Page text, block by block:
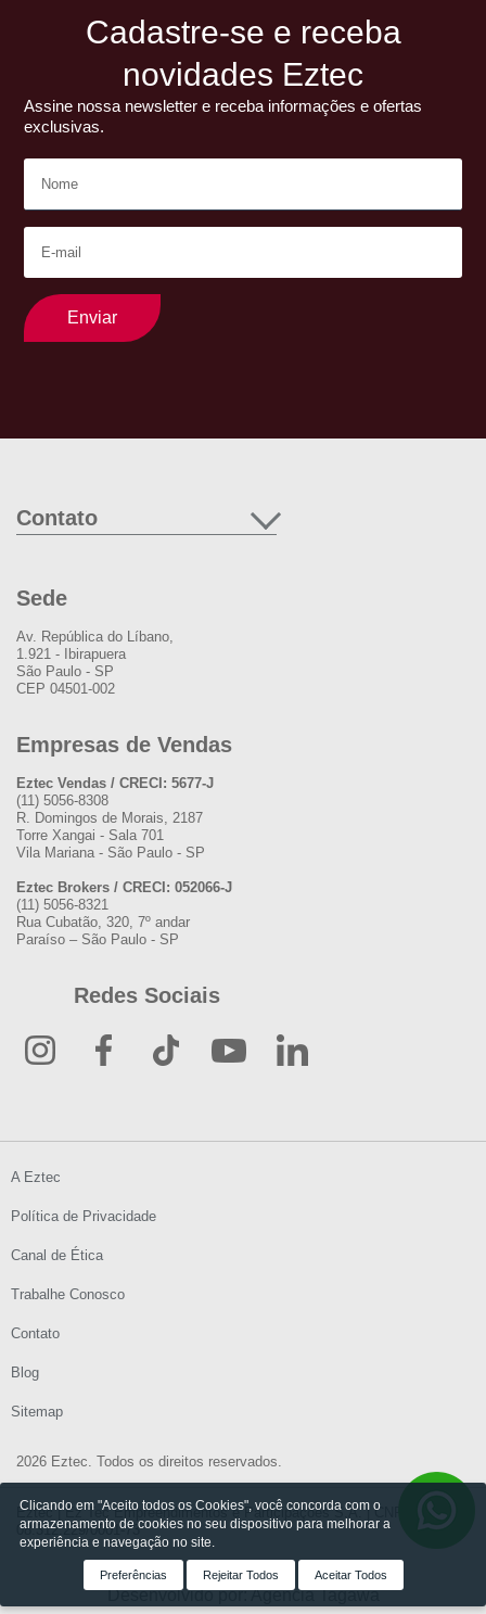
Cadastre-se e receba
novidades Eztec
Assine nossa newsletter e receba informações e ofertas
exclusivas.
Enviar
Contato
Sede
Av. República do Líbano,
1.921 - Ibirapuera
São Paulo - SP
CEP 04501-002
Empresas de Vendas
Eztec Vendas / CRECI: 5677-J
(11) 5056-8308
R. Domingos de Morais, 2187
Torre Xangai - Sala 701
Vila Mariana - São Paulo - SP
Eztec Brokers / CRECI: 052066-J
(11) 5056-8321
Rua Cubatão, 320, 7º andar
Paraíso – São Paulo - SP
Redes Sociais
2026 Eztec. Todos os direitos reservados.
A Eztec
Política de Privacidade
Canal de Ética
Trabalhe Conosco
Contato
Blog
Sitemap
Eztec | Ez Tec Empreendimentos e Participações S.A. | CNPJ:
08.312.229/0001-73
Desenvolvido por: Agência Tagawa
Clicando em "Aceito todos os Cookies", você concorda com o
armazenamento de cookies no seu dispositivo para melhorar a
experiência e navegação no site.
Preferências Rejeitar Todos Aceitar Todos